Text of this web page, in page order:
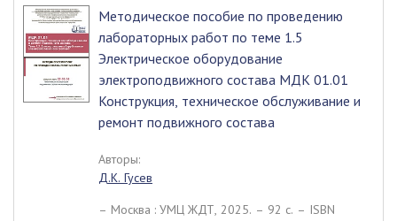
Методическое пособие по проведению
лабораторных работ по теме 1.5
Электрическое оборудование
электроподвижного состава МДК 01.01
Конструкция, техническое обслуживание и
ремонт подвижного состава
Авторы:
Д.К. Гусев
– Москва : УМЦ ЖДТ, 2025. – 92 c. – ISBN